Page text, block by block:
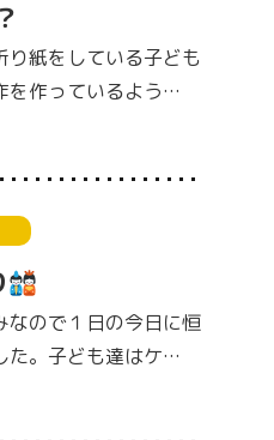
り紙をしている子ども
を作っているよう…
なので１日の今日に恒
た。子ども達はケ…